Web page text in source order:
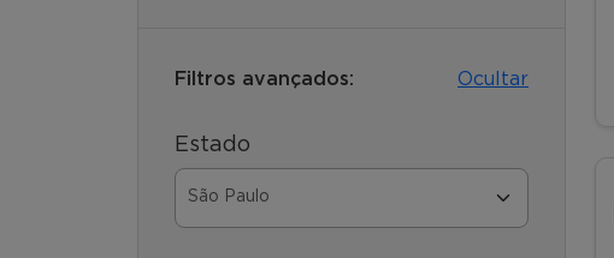
Filtros avançados: Ocultar
Estado